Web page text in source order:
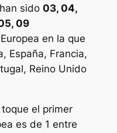
sido 03, 04,
09
en la que
España, Francia,
Reino Unido
el primer
es de 1 entre